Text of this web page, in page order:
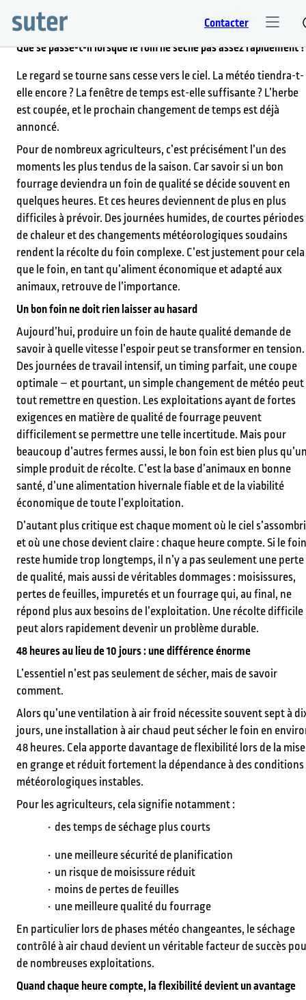
Contacter
Que se passe-t-il lorsque le foin ne sèche pas assez rapidement ?
Le regard se tourne sans cesse vers le ciel. La météo tiendra-t-
elle encore ? La fenêtre de temps est-elle suffisante ? L’herbe
est coupée, et le prochain changement de temps est déjà
annoncé.
Pour de nombreux agriculteurs, c’est précisément l’un des
moments les plus tendus de la saison. Car savoir si un bon
fourrage deviendra un foin de qualité se décide souvent en
quelques heures. Et ces heures deviennent de plus en plus
difficiles à prévoir. Des journées humides, de courtes périodes
de chaleur et des changements météorologiques soudains
rendent la récolte du foin complexe. C’est justement pour cela
que le foin, en tant qu’aliment économique et adapté aux
animaux, retrouve de l’importance.
Un bon foin ne doit rien laisser au hasard
Aujourd’hui, produire un foin de haute qualité demande de
savoir à quelle vitesse l’espoir peut se transformer en tension.
Des journées de travail intensif, un timing parfait, une coupe
optimale – et pourtant, un simple changement de météo peut
tout remettre en question. Les exploitations ayant de fortes
exigences en matière de qualité de fourrage peuvent
difficilement se permettre une telle incertitude. Mais pour
beaucoup d’autres fermes aussi, le bon foin est bien plus
simple produit de récolte. C’est la base d’animaux en bonne
santé, d’une alimentation hivernale fiable et de la viabilité
économique de toute l’exploitation.
D’autant plus critique est chaque moment où le ciel
et où une chose devient claire : chaque heure compte. Si le foin
reste humide trop longtemps, il n’y a pas seulement une perte
de qualité, mais aussi de véritables dommages : moisissures,
pertes de feuilles, impuretés et un fourrage qui, au final, ne
répond plus aux besoins de l’exploitation. Une récolte difficile
peut alors rapidement devenir un problème durable.
48 heures au lieu de 10 jours : une différence énorme
L’essentiel n’est pas seulement de sécher, mais de savoir
comment.
Alors qu’une ventilation à air froid nécessite souvent sept à
jours, une installation à air chaud peut sécher le foin en
48 heures. Cela apporte davantage de flexibilité lors de la mise
en grange et réduit fortement la dépendance à des conditions
météorologiques instables.
Pour les agriculteurs, cela signifie notamment :
des temps de séchage plus courts
une meilleure sécurité de planification
un risque de moisissure réduit
moins de pertes de feuilles
une meilleure qualité du fourrage
En particulier lors de phases météo changeantes, le séchage
contrôlé à air chaud devient un véritable facteur de succès
de nombreuses exploitations.
Quand chaque heure compte, la flexibilité devient un avantage